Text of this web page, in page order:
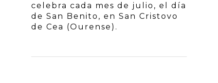
celebra cada mes de julio, el día
de San Benito, en San Cristovo
de Cea (Ourense).